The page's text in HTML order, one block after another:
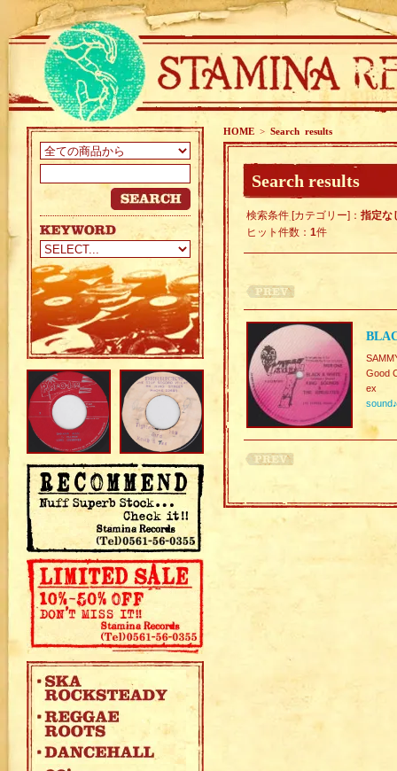
HOME > Search results
Search results
検索条件 [カテゴリー]： 指定な
ヒット件数： 1件
Good
ex
sound♪